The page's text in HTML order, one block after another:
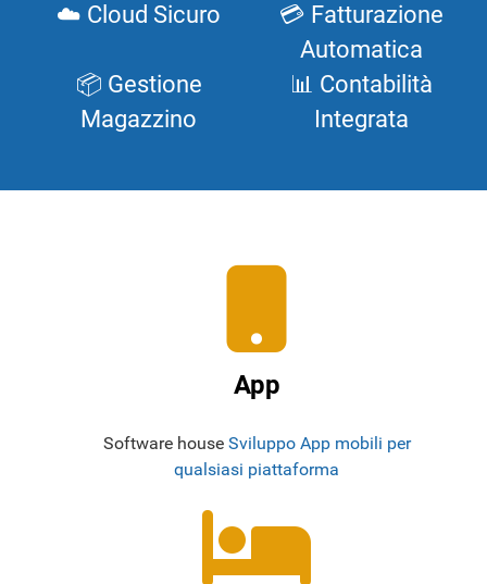
☁️ Cloud Sicuro
💳 Fatturazione
Automatica
📦 Gestione
Magazzino
📊 Contabilità
Integrata
App
Software house Sviluppo App mobili per
qualsiasi piattaforma